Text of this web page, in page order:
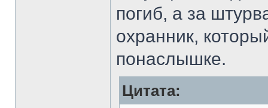
погиб, а за
охранник,
понаслышке.
Цитата: